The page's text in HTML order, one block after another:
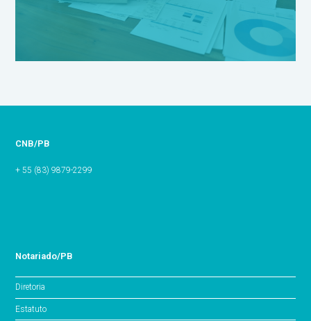
CNB/PB
+ 55 (83) 9879-2299
Notariado/PB
Diretoria
Estatuto